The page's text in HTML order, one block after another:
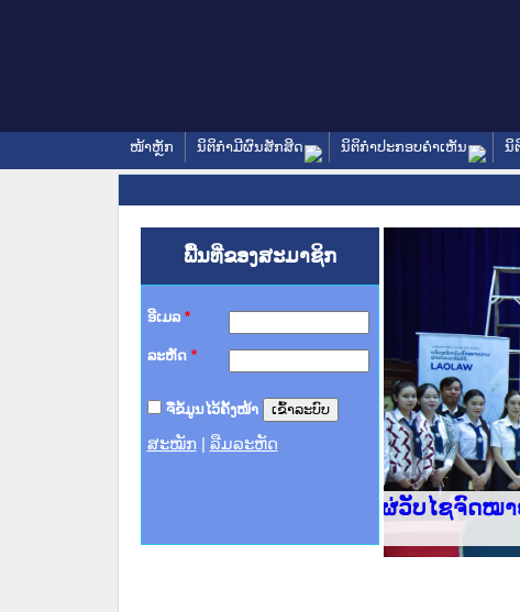
ໜ້າຫຼັກ ນິຕິກໍາມີຜົນສັກສິດ ນິຕິກໍາປະກອບຄໍາເຫັນ ນິ
ພື້ນທີ່ຂອງສະມາຊິກ
ອີເມລ *
ລະຫັດ *
ຈື່ຂໍ້ມູນໄວ້ຄັ້ງໜ້າ
ສະໝັກ ລືມລະຫັດ
ເຜີຍແຜ່ວັບໄຊຈົດໝາຍເຫດ
ານສະພາປະຊາຊົນ ພາກເໜືອ
ທາງລັດຖະການ
ສຳລັບ ພາກກາງ
ສຳລັບ ພາກໃຕ້
ວິທະຍາຄານຕຳຫຼວດປະຊາຊົນ
ວິທະຍາຄານສັນຕິບານປະຊາຊົນ
າຍເຫດທາງລັດຖະການໃຫ້ຜູ້ປະສານງານ
ຂັ້ນແຂວງພາກເໜືອ
ານສະພາປະຊາຊົນ ພາກກາງ